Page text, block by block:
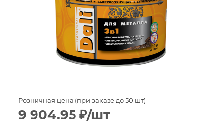
Розничная цена (при заказе до 50 шт)
9 904.95 ₽/шт